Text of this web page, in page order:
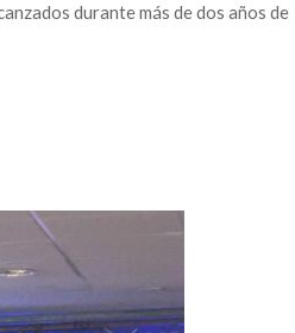
durante más de dos años de